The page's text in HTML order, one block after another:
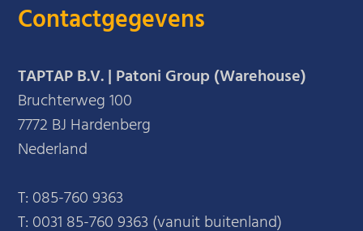
Contactgegevens
TAPTAP B.V. | Patoni Group (Warehouse)
Bruchterweg 100
7772 BJ Hardenberg
Nederland
T: 085-760 9363
T: 0031 85-760 9363 (vanuit buitenland)